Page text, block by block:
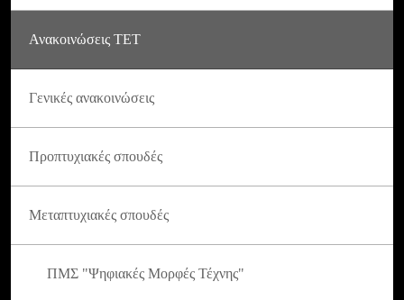
Ανακοινώσεις ΤΕΤ
Γενικές ανακοινώσεις
Προπτυχιακές σπουδές
Μεταπτυχιακές σπουδές
ΠΜΣ "Ψηφιακές Μορφές Τέχνης"